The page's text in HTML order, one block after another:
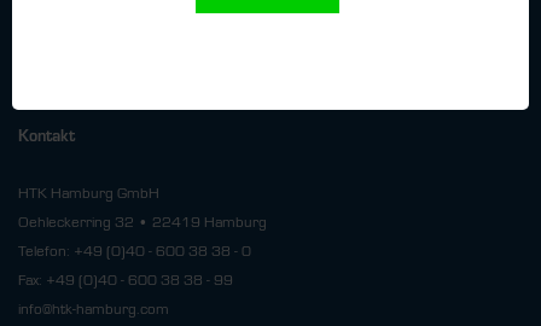
Kontakt
HTK Hamburg GmbH
Oehleckerring 32 • 22419 Hamburg
Telefon: +49 (0)40 - 600 38 38 - 0
Fax: +49 (0)40 - 600 38 38 - 99
info@htk-hamburg.com